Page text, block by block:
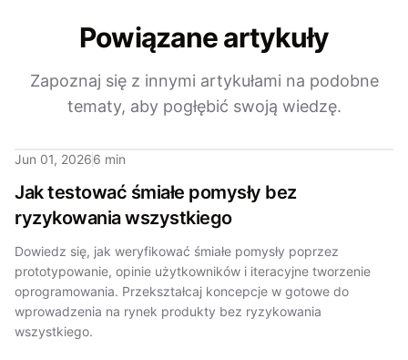
Powiązane artykuły
Zapoznaj się z innymi artykułami na podobne
tematy, aby pogłębić swoją wiedzę.
Jun 01, 20266 min
Jak testować śmiałe pomysły bez
ryzykowania wszystkiego
Dowiedz się, jak weryfikować śmiałe pomysły poprzez
prototypowanie, opinie użytkowników i iteracyjne tworzenie
oprogramowania. Przekształcaj koncepcje w gotowe do
wprowadzenia na rynek produkty bez ryzykowania
wszystkiego.